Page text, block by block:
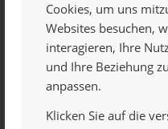
Cookies, um uns
Websites besuchen,
interagieren, Ihre
und Ihre Beziehung
anpassen.
Klicken Sie auf die
Ihr wollt Schülerzeitung
das die Aspekte, die
und (vielleicht) das Lob
Richtige Informationen
wie es zum jeweiligen